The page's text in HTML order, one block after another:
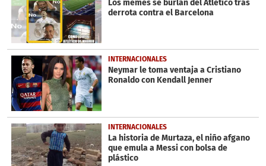
Los memes se burlan del Atlético tras
derrota contra el Barcelona
INTERNACIONALES
Neymar le toma ventaja a Cristiano
Ronaldo con Kendall Jenner
INTERNACIONALES
La historia de Murtaza, el niño afgano
que emula a Messi con bolsa de
plástico